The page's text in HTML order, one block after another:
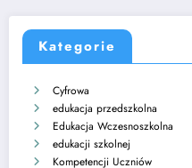
Kategorie
Cyfrowa
edukacja przedszkolna
Edukacja Wczesnoszkolna
edukacji szkolnej
Kompetencji Uczniów